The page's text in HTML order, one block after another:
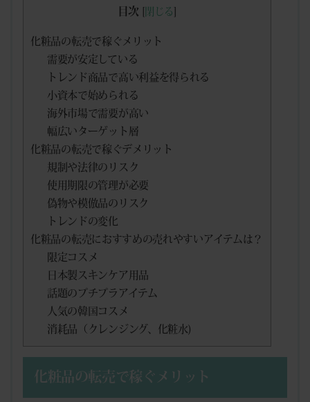
目次 閉じる
化粧品の転売で稼ぐメリット
需要が安定している
トレンド商品で高い利益を得られる
小資本で始められる
海外市場で需要が高い
幅広いターゲット層
化粧品の転売で稼ぐデメリット
規制や法律のリスク
使用期限の管理が必要
偽物や模倣品のリスク
トレンドの変化
化粧品の転売におすすめの売れやすいアイテムは？
限定コスメ
日本製スキンケア用品
話題のプチプラアイテム
人気の韓国コスメ
消耗品（クレンジング、化粧水)
化粧品の転売で稼ぐメリット